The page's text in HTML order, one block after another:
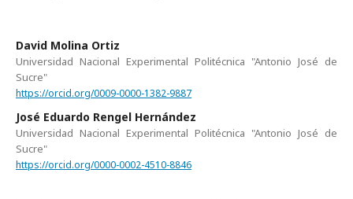
David Molina Ortiz
Universidad Nacional Experimental Politécnica "Antonio José de
Sucre"
https://orcid.org/0009-0000-1382-9887
José Eduardo Rengel Hernández
Universidad Nacional Experimental Politécnica "Antonio José de
Sucre"
https://orcid.org/0000-0002-4510-8846